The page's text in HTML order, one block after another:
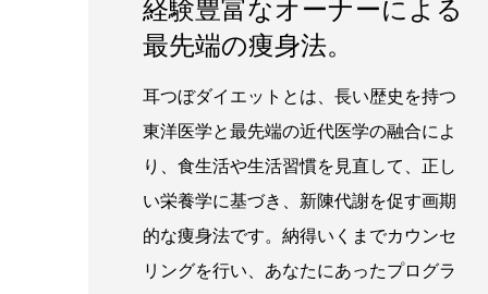
経験豊富なオーナーによる
最先端の痩身法。
耳つぼダイエットとは、長い歴史を持つ
東洋医学と最先端の近代医学の融合によ
り、食生活や生活習慣を見直して、正し
い栄養学に基づき、新陳代謝を促す画期
的な痩身法です。納得いくまでカウンセ
リングを行い、あなたにあったプログラ